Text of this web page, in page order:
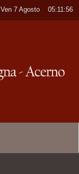
Ven 7 Agosto ----05:11:56